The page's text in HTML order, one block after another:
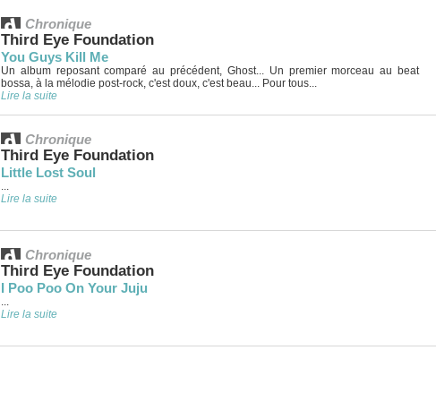
Chronique
Third Eye Foundation
You Guys Kill Me
Un album reposant comparé au précédent, Ghost... Un premier morceau au beat
bossa, à la mélodie post-rock, c'est doux, c'est beau... Pour tous...
Lire la suite
Chronique
Third Eye Foundation
Little Lost Soul
...
Lire la suite
Chronique
Third Eye Foundation
I Poo Poo On Your Juju
...
Lire la suite